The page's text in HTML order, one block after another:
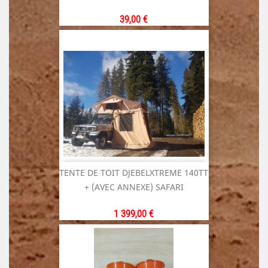
Prix
39,00 €
TENTE DE TOIT DJEBELXTREME 140TT
+ (AVEC ANNEXE) SAFARI
Prix
1 399,00 €